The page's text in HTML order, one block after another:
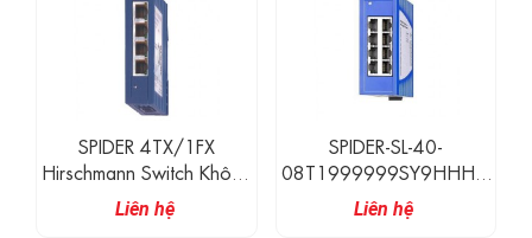
SPIDER 4TX/1FX
Hirschmann Switch Không
Quản Lí 4 Cổng 100M
RJ45, 1 Cổng 100M
Liên hệ
SPIDER-SL-40-
08T1999999SY9HHHH
Hirschmann Switch Công
Nghiệp Không Quản Lý 8
Liên hệ